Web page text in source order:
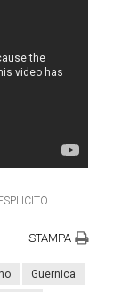
STAMPA
Guernica